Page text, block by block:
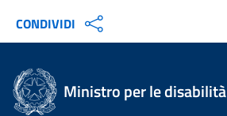
CONDIVIDI
Ministro per le disabilità